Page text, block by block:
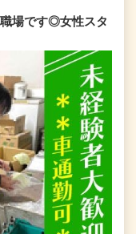
場です◎女性スタ